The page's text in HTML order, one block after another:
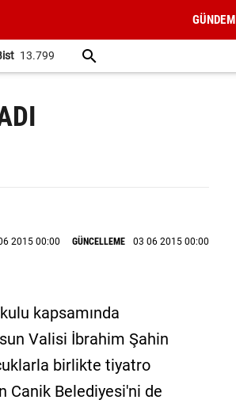
GÜNDEM
13.799
2015 00:00 GÜNCELLEME 03 06 2015 00:00
kapsamında
Valisi İbrahim Şahin
birlikte tiyatro
Canik Belediyesi'ni de